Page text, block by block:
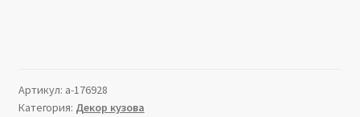
Артикул: a-176928
Категория: Декор кузова